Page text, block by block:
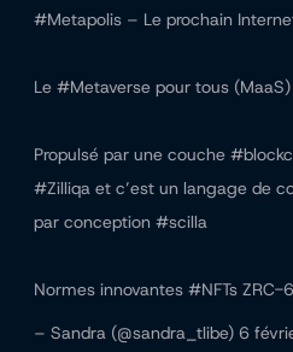
#Metapolis – Le prochain
Le #Metaverse pour tous (MaaS)
Propulsé par une couche
#Zilliqa et c’est un langage de
par conception #scilla
Normes innovantes #NFTs ZRC-
– Sandra (@sandra_tlibe) 6